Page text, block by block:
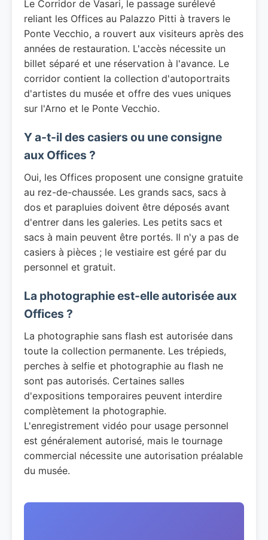
Le Corridor de Vasari, le passage surélevé
reliant les Offices au Palazzo Pitti à travers le
Ponte Vecchio, a rouvert aux visiteurs après des
années de restauration. L'accès nécessite un
billet séparé et une réservation à l'avance. Le
corridor contient la collection d'autoportraits
d'artistes du musée et offre des vues uniques
sur l'Arno et le Ponte Vecchio.
Y a-t-il des casiers ou une consigne
aux Offices ?
Oui, les Offices proposent une consigne gratuite
au rez-de-chaussée. Les grands sacs, sacs à
dos et parapluies doivent être déposés avant
d'entrer dans les galeries. Les petits sacs et
sacs à main peuvent être portés. Il n'y a pas de
casiers à pièces ; le vestiaire est géré par du
personnel et gratuit.
La photographie est-elle autorisée aux
Offices ?
La photographie sans flash est autorisée dans
toute la collection permanente. Les trépieds,
perches à selfie et photographie au flash ne
sont pas autorisés. Certaines salles
d'expositions temporaires peuvent interdire
complètement la photographie.
L'enregistrement vidéo pour usage personnel
est généralement autorisé, mais le tournage
commercial nécessite une autorisation préalable
du musée.